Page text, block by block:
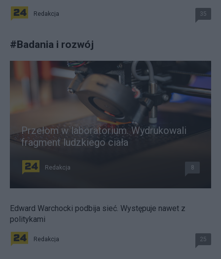
Redakcja 35
#Badania i rozwój
Przełom w laboratorium. Wydrukowali
fragment ludzkiego ciała
Redakcja 8
Edward Warchocki podbija sieć. Występuje nawet z
politykami
Redakcja 25